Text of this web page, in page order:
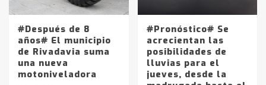
#Después de 8
años# El municipio
de Rivadavia suma
una nueva
motoniveladora
#Pronóstico# Se
acrecientan las
posibilidades de
lluvias para el
jueves, desde la
5
Los precios de los combustibles en
La Pampa, desde YPF hasta Axion
entre 857 a 1338 pesos
La Bolsa de Cereales de Bahía
Blanca anticipa que Agosto vendrá